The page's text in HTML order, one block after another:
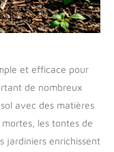
et efficace pour
de nombreux
avec des matières
les tontes de
jardiniers enrichissent